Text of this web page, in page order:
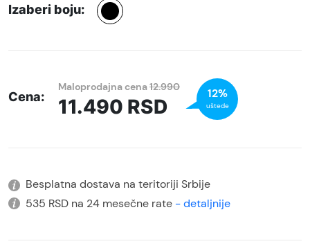
Izaberi boju:
Cena:
Maloprodajna cena12.990
11.490 RSD
12%
uštede
Besplatna dostava na teritoriji Srbije
535 RSD na 24 mesečne rate - detaljnije